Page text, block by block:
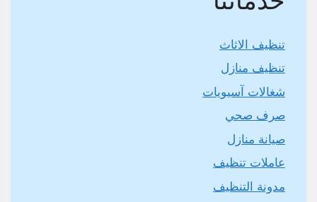
تنظيف الاثاث
تنظيف منازل
شغالات آسيويات
صرف صحي
صيانة منازل
عاملات تنظيف
مدونة التنظيف